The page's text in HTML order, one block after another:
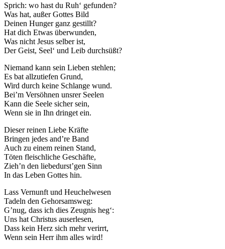
Sprich: wo hast du Ruh‘ gefunden?
Was hat, außer Gottes Bild
Deinen Hunger ganz gestillt?
Hat dich Etwas überwunden,
Was nicht Jesus selber ist,
Der Geist, Seel‘ und Leib durchsüßt?
Niemand kann sein Lieben stehlen;
Es bat allzutiefen Grund,
Wird durch keine Schlange wund.
Bei’m Versöhnen unsrer Seelen
Kann die Seele sicher sein,
Wenn sie in Ihn dringet ein.
Dieser reinen Liebe Kräfte
Bringen jedes and’re Band
Auch zu einem reinen Stand,
Töten fleischliche Geschäfte,
Zieh’n den liebedurst’gen Sinn
In das Leben Gottes hin.
Lass Vernunft und Heuchelwesen
Tadeln den Gehorsamsweg:
G’nug, dass ich dies Zeugnis heg‘:
Uns hat Christus auserlesen,
Dass kein Herz sich mehr verirrt,
Wenn sein Herr ihm alles wird!